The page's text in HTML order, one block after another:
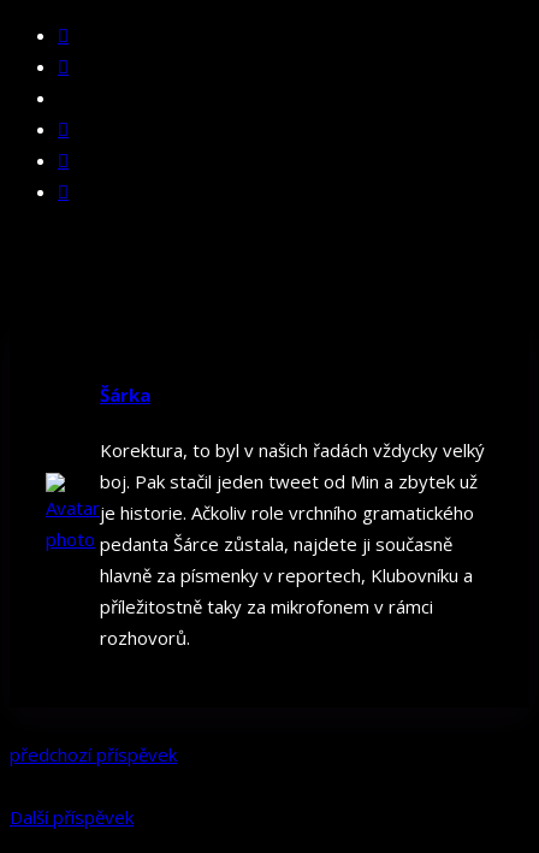
Šárka
Korektura, to byl v našich řadách vždycky velký
boj. Pak stačil jeden tweet od Min a zbytek už
je historie. Ačkoliv role vrchního gramatického
pedanta Šárce zůstala, najdete ji současně
hlavně za písmenky v reportech, Klubovníku a
příležitostně taky za mikrofonem v rámci
rozhovorů.
předchozí příspěvek
Další příspěvek